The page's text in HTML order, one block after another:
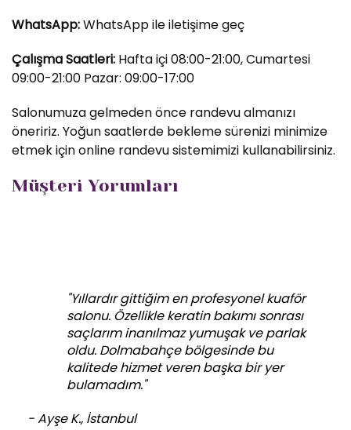
WhatsApp:WhatsApp ile iletişime geç
Çalışma Saatleri: Hafta içi 08:00-21:00, Cumartesi
09:00-21:00 Pazar: 09:00-17:00
Salonumuza gelmeden önce randevu almanızı
öneririz. Yoğun saatlerde bekleme sürenizi minimize
etmek için online randevu sistemimizi kullanabilirsiniz.
Müşteri Yorumları
"Yıllardır gittiğim en profesyonel kuaför
salonu. Özellikle keratin bakımı sonrası
saçlarım inanılmaz yumuşak ve parlak
oldu. Dolmabahçe bölgesinde bu
kalitede hizmet veren başka bir yer
bulamadım."
- Ayşe K., İstanbul